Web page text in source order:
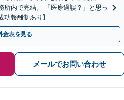
所内で完結。 「医療過誤？」と思っ
報酬制あり】
金表を見る
メールでお問い合わせ